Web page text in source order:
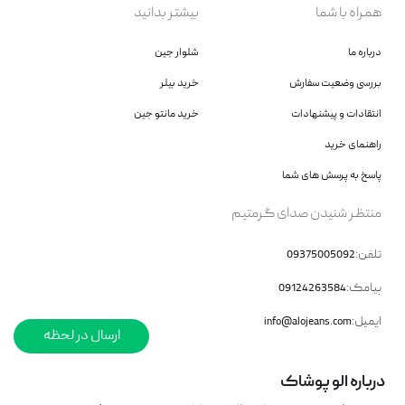
ارسال در لحظه
همراه با شما
درباره ما
بررسی وضعیت سفارش
انتقادات و پیشنهادات
راهنمای خرید
پاسخ به پرسش های شما
بیشتر بدانید
شلوار جین
خرید بیلر
خرید مانتو جین
منتظر شنیدن صدای گرمتیم
تلفن:09375005092
پیامک:09124263584
ایمیل:info@alojeans.com
درباره الو‌ پوشاک